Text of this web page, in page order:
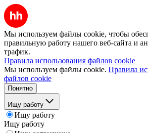
Мы используем файлы cookie, чтобы
правильную работу нашего веб-сайта и
трафик.
Правила использования файлов cookie
Мы используем файлы cookie. Правила
файлов cookie
Понятно
Ищу работу
Ищу работу
Ищу работу